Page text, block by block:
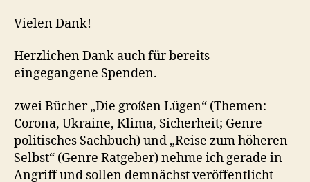
Vielen Dank!
Herzlichen Dank auch für bereits
eingegangene Spenden.
zwei Bücher „Die großen Lügen“ (Themen:
Corona, Ukraine, Klima, Sicherheit; Genre
politisches Sachbuch) und „Reise zum höheren
Selbst“ (Genre Ratgeber) nehme ich gerade in
Angriff und sollen demnächst veröffentlicht